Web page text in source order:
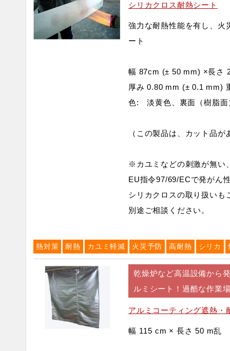
シリカクロス耐熱シート
強力な耐熱性能を有し、火
ート
幅 87cm (± 50 mm) ×長さ
厚み 0.80 mm (± 0.1 mm)
色: 淡黄色、裏面（樹脂面
（この製品は、カット品が
※カユミなどの刺激が無い
EU指令97/69/ECで発がん
シリカクロスの取り扱いも
別途ご相談ください。
熱対策 耐熱 カユミ軽減 火災予防 高耐熱 シリカ
乾燥炉など高温設備から
ルミシート！過酷な作業
アルミコーティング遮熱・
幅 115 cm × 長さ 50 m乱